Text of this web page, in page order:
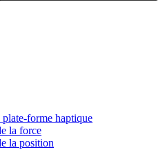
forme haptique
la force
la position